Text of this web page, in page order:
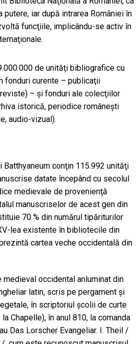
iar după intrarea României în
funcţiile, implicându-se activ în
de unităţi bibliografice cu
fonduri curente – publicaţii
– şi fonduri ale colecţiilor
istorică, periodice româneşti
audio-vizual).
conţin 115.992 unităţi
datate începând cu secolul
medievale de provenienţă
manuscriselor de acest gen din
70 % din numărul tipăriturilor
lea existente în bibliotecile din
cartea veche occidentală din
occidental anluminat din
latin, scris pe pergament şi
în scriptoriul şcolii de curte
Chapelle), în anul 810, la comanda
Das Lorscher Evangeliar. I. Theil /